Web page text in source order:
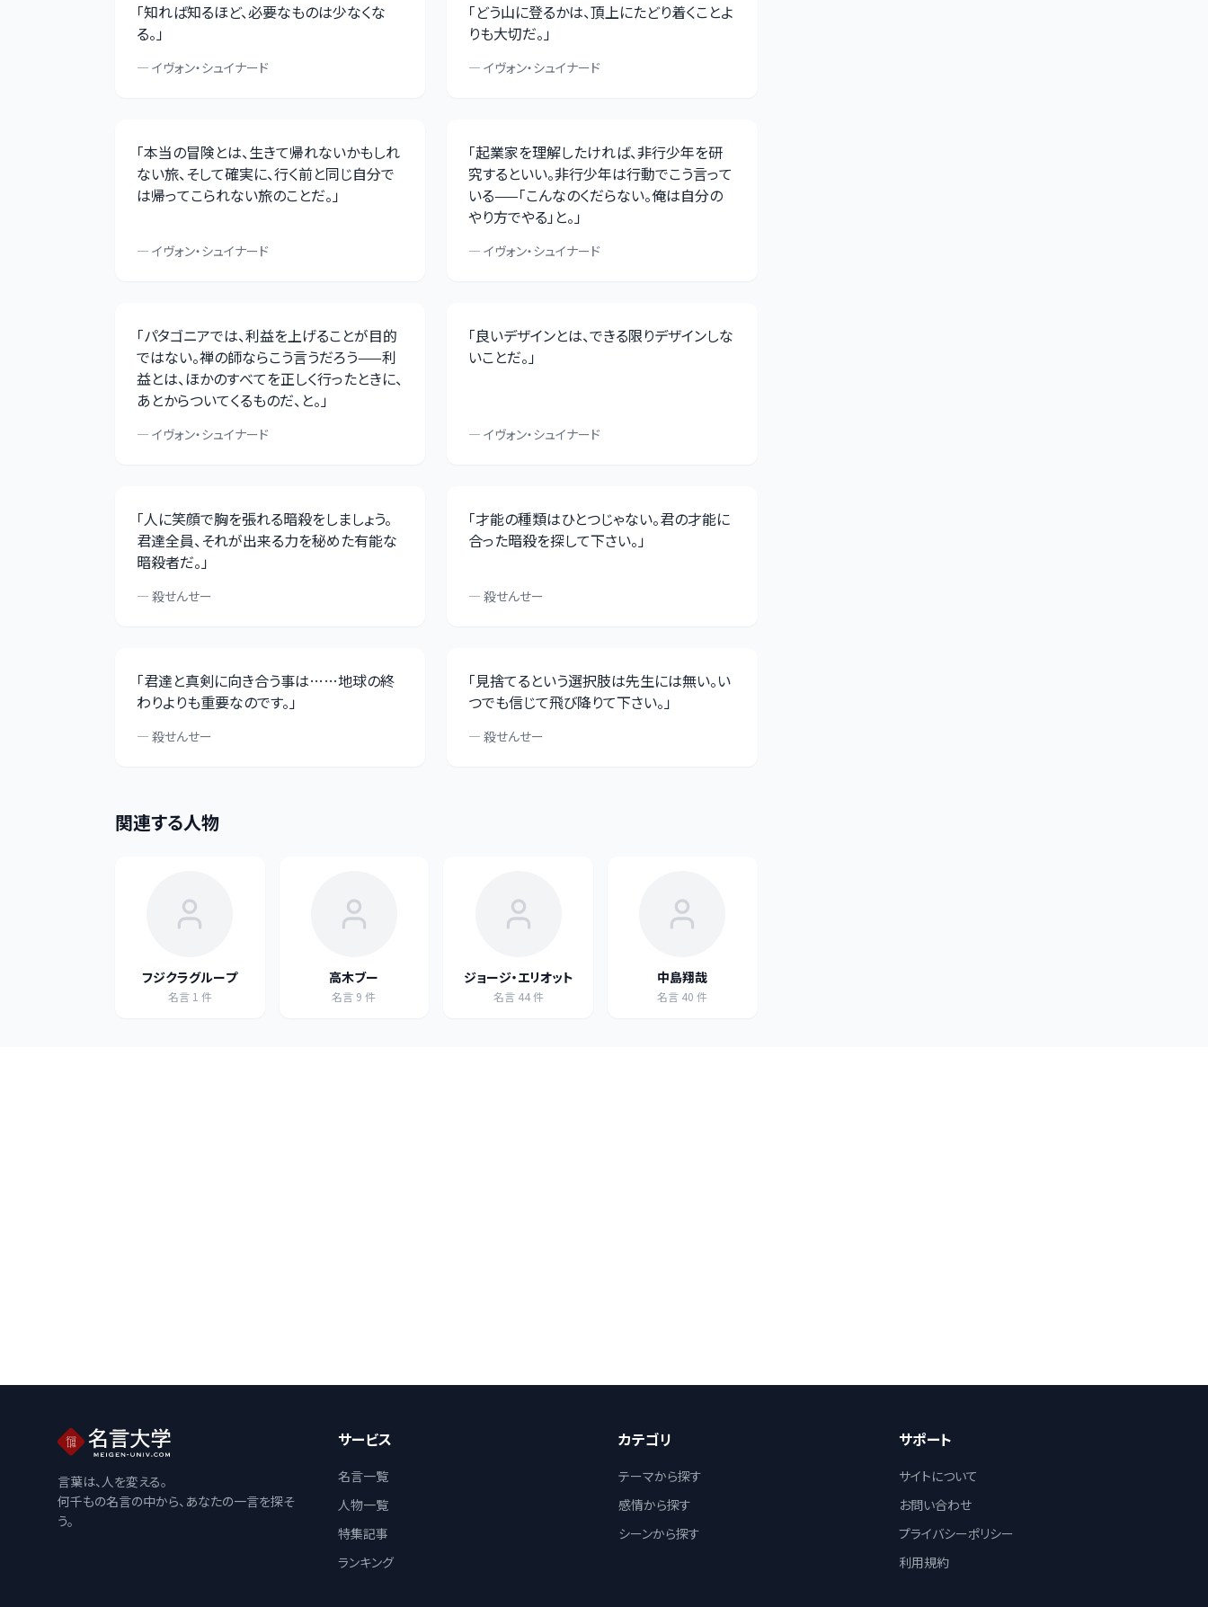
「知れば知るほど、必要なものは少なくな
る。」
— イヴォン・シュイナード
「どう山に登るかは、頂上にたどり着くことよ
りも大切だ。」
—イヴォン・シュイナード
「本当の冒険とは、生きて帰れないかもしれ
ない旅、そして確実に、行く前と同じ自分で
は帰ってこられない旅のことだ。」
— イヴォン・シュイナード
「起業家を理解したければ、非行少年を研
究するといい。非行少年は行動でこう言って
いる——「こんなのくだらない。俺は自分の
やり方でやる」と。」
—イヴォン・シュイナード
「パタゴニアでは、利益を上げることが目的
ではない。禅の師ならこう言うだろう——利
益とは、ほかのすべてを正しく行ったときに、
あとからついてくるものだ、と。」
— イヴォン・シュイナード
「良いデザインとは、できる限りデザインしな
いことだ。」
—イヴォン・シュイナード
「人に笑顔で胸を張れる暗殺をしましょう。
君達全員、それが出来る力を秘めた有能な
暗殺者だ。」
— 殺せんせー
「才能の種類はひとつじゃない。君の才能に
合った暗殺を探して下さい。」
—殺せんせー
「君達と真剣に向き合う事は……地球の終
わりよりも重要なのです。」
— 殺せんせー
「見捨てるという選択肢は先生には無い。い
つでも信じて飛び降りて下さい。」
—殺せんせー
関連する人物
フジクラグループ
名言 1 件
高木ブー
名言 9 件
ジョージ・エリオット
名言 44件
中島翔哉
名言 40 件
言葉は、人を変える。
何千もの名言の中から、あなたの一言を探そ
う。
サービス
名言一覧
人物一覧
特集記事
ランキング
カテゴリ
テーマから探す
感情から探す
シーンから探す
サポート
サイトについて
お問い合わせ
プライバシーポリシー
利用規約